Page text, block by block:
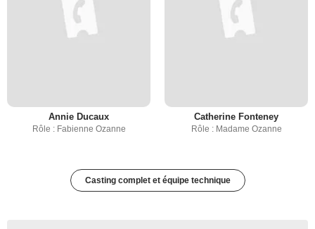
Annie Ducaux
Rôle : Fabienne Ozanne
Catherine Fonteney
Rôle : Madame Ozanne
Casting complet et équipe technique